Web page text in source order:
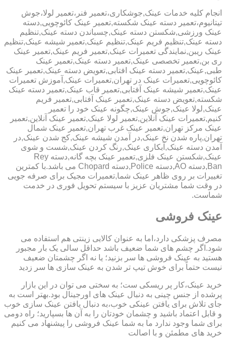
انجام کلیه خدمات عینک,جوشکاری،تعمیر فنر،تعمیر لولا،جوش
تیتانیوم،تعمیر دسته عینک شکسته,تعمیر عینک کائوچویی,دسته
عینک ورزشی,شکستن دسته عینک,چسباندن دسته عینک,تنظیم
دسته عینک,تنظیم فریم عینک,تنظیم عینک,تعمیر شیشه عینک,تنظیم
عینک ریبن,نمایندگی تعمیرات عینک,تعمیر فریم عینک,تعمیر عینک
ری بن,تعمیر تخصصی عینک,تعمیر دسته عینک,تعمیر عینک
طبی,عینک,تعمیر دسته عینک افتابی,تعویض دسته عینک,تعمیر عینک
کائوچویی,تعمیرات عینک در تهران,تعمیرات عینک,آموزش تعمیرات
عینک,تعمیر شیشه عینک آفتابی,تعمیر قاب عینک,تعمیر دسته عینک
شکسته,تعویض دسته عینک,تعمیر عینک آفتابی,تعمیر فریم
عینک,لولا عینک,جوش عینک,چگونه عینک خود را تعمیر
کنیم,تعمیرات عینک آنلاین,تعمیر لولا عینک,تعمیر عینک آنلاین,تعمیر
عینک مرکز تهران,تعمیر عینک غرب تهران,تعمیر عینک شمال
تهران,پاره شدن نخ عینک,در آمدن شیشه عینک,کج شدن عینک,در
آمدن دسته عینک,آبکاری عینک,رنگ کردن عینک,شست و شوی
عینک,شکستن عینک فلزی,تعمیر عینک بچه گانه,دسته Rey
Ban,دسته AO,دسته Police,دسته Chopard می باشد.با کمترین
تغییرات بر روی ظاهر عینک شما,تعمیرات مجیک برای صرفه جویی
در وقت شما مشتریان عزیز با سیستم تحویل فوری در خدمت
شماست.
عینک فروشی
مصرف پزشکی دارد،اما به عنوان کالایی زینتی هم استفاده می
شود.اگر چشم های شما ضعیف باشد حداقل سالی یک بار مجبور
هستید به عینک فروشی ها سر بزنید؛ یا نه اگر چشمتان ضعیف
نیست حتماً برای خوش تیپ تر شدن به عینک سازی ها سر زدید
خرید عینک،کار پر ریسکی ست؛ به سختی می توان در این بازار
پرشده از جنس چینی به دنبال عینک های اورجینال بود.بهتر است به
جای تلاش برای یافتن عینکی خوب،به دنبال یافتن عینک سازی خوب
و قابل اعتماد باشید و چشمان خودتان را به آن ها بسپارید؛ راه دومی
برای شما وجود ندارد ما به شما عینک فروشی را پیشنهاد می کنیم
خرید های مطمئن و با اصالت